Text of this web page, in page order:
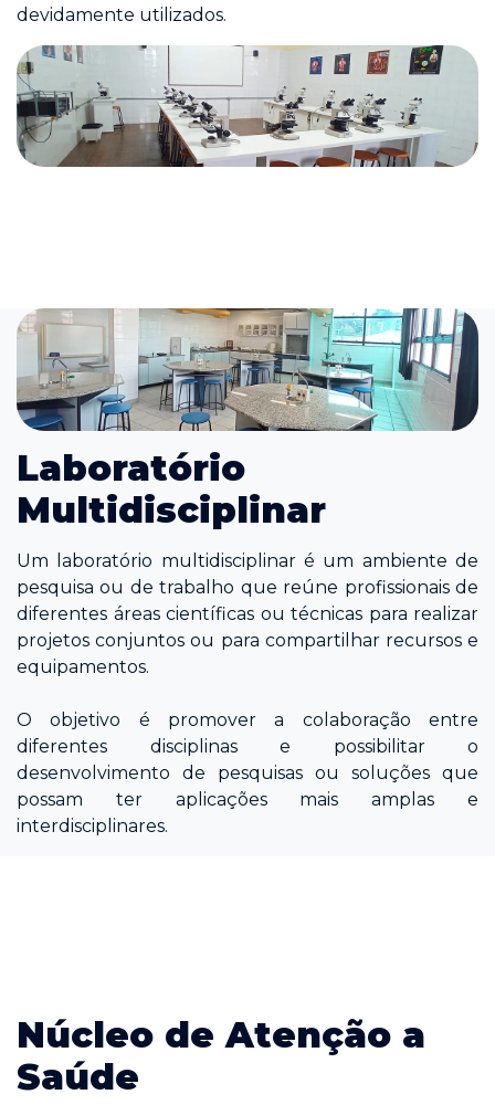
devidamente utilizados.
Laboratório
Multidisciplinar
Um laboratório multidisciplinar é um ambiente de
pesquisa ou de trabalho que reúne profissionais de
diferentes áreas científicas ou técnicas para realizar
projetos conjuntos ou para compartilhar recursos e
equipamentos.
O objetivo é promover a colaboração entre
diferentes disciplinas e possibilitar o
desenvolvimento de pesquisas ou soluções que
possam ter aplicações mais amplas e
interdisciplinares.
Núcleo de Atenção a
Saúde